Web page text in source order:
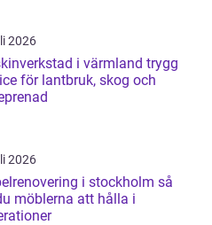
2026
i värmland trygg
för lantbruk, skog och
2026
i stockholm så
möblerna att hålla i